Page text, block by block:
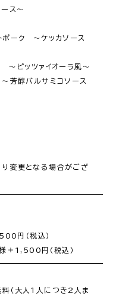
ス～
ーク　～ケッカソース
～ピッツァイオーラ風～
芳醇バルサミコソース
変更となる場合がござ
円（税込）
＋1,500円（税込）
（大人1人につき2人ま